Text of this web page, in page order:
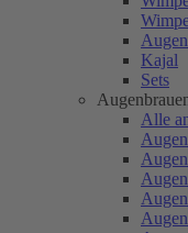
Kajal
Sets
Alle